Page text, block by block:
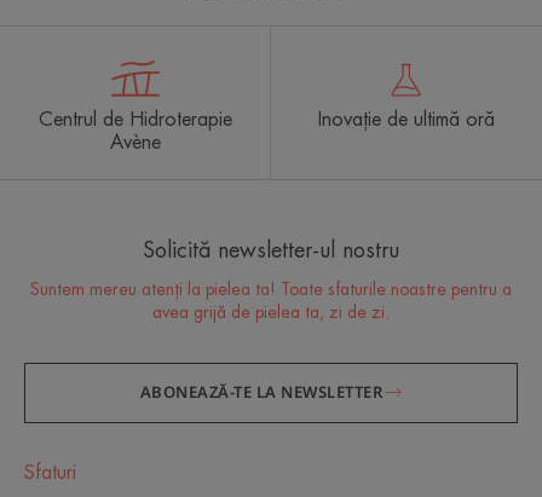
Centrul de Hidroterapie
Avène
Inovație de ultimă oră
Solicită newsletter-ul nostru
Suntem mereu atenți la pielea ta! Toate sfaturile noastre pentru a
avea grijă de pielea ta, zi de zi.
ABONEAZĂ-TE LA NEWSLETTER
Sfaturi